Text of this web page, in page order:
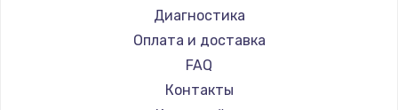
Установка / подключение / демонтаж
1300 руб.
Заказать
Диагностика
Оплата и доставка
FAQ
Контакты